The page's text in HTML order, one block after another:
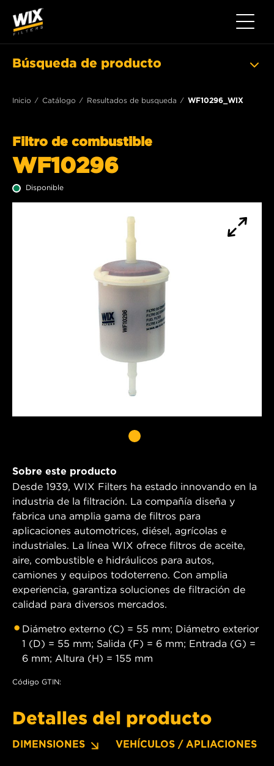
Toggle
Búsqueda de producto
Inicio Catálogo Resultados de busqueda WF10296_WIX
Filtro de combustible
WF10296
Disponible
Sobre este producto
Desde 1939, WIX Filters ha estado innovando en la
industria de la filtración. La compañía diseña y
fabrica una amplia gama de filtros para
aplicaciones automotrices, diésel, agrícolas e
industriales. La línea WIX ofrece filtros de aceite,
aire, combustible e hidráulicos para autos,
camiones y equipos todoterreno. Con amplia
experiencia, garantiza soluciones de filtración de
calidad para diversos mercados.
Diámetro externo (C) = 55 mm; Diámetro exterior
1 (D) = 55 mm; Salida (F) = 6 mm; Entrada (G) =
6 mm; Altura (H) = 155 mm
Código GTIN:
Detalles del producto
DIMENSIONES VEHÍCULOS / APLIACIONES